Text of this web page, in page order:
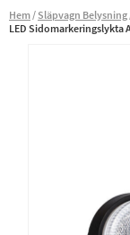
Hem Släpvagn Belysning
LED Sidomarkeringslykta